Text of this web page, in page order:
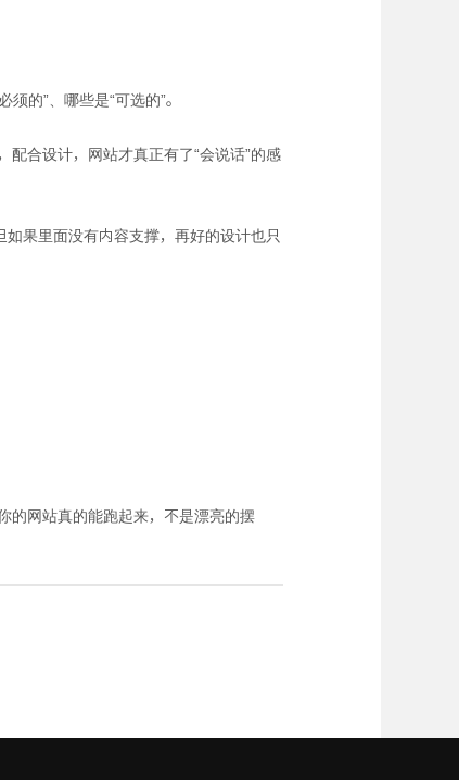
的”、哪些是“可选的”。
合设计，网站才真正有了“会说话”的感
果里面没有内容支撑，再好的设计也只
的网站真的能跑起来，不是漂亮的摆